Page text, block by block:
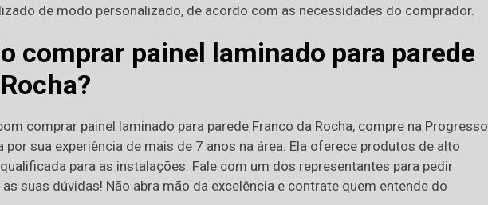
de modo personalizado, de acordo com as necessidades do comprador.
comprar painel laminado para parede
comprar painel laminado para parede Franco da Rocha, compre na Progresso
por sua experiência de mais de 7 anos na área. Ela oferece produtos de alto
para as instalações. Fale com um dos representantes para pedir
suas dúvidas! Não abra mão da excelência e contrate quem entende do